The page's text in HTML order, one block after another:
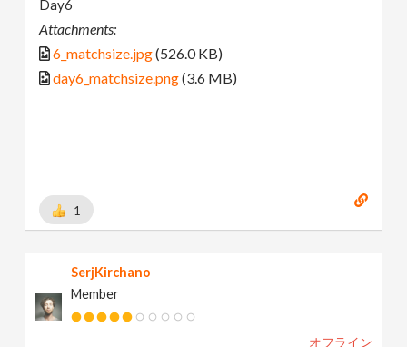
Day6
Attachments:
6_matchsize.jpg(526.0 KB)
day6_matchsize.png(3.6 MB)
1
SerjKirchano
Member
オフライン